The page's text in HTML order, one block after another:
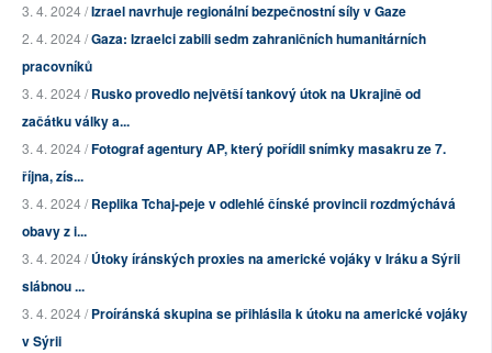
3. 4. 2024 /Izrael navrhuje regionální bezpečnostní síly v Gaze
2. 4. 2024 /Gaza: Izraelci zabili sedm zahraničních humanitárních
pracovníků
3. 4. 2024 /Rusko provedlo největší tankový útok na Ukrajině od
začátku války a...
3. 4. 2024 /Fotograf agentury AP, který pořídil snímky masakru ze 7.
října, zís...
3. 4. 2024 /Replika Tchaj-peje v odlehlé čínské provincii rozdmýchává
obavy z i...
3. 4. 2024 /Útoky íránských proxies na americké vojáky v Iráku a Sýrii
slábnou ...
3. 4. 2024 /Proíránská skupina se přihlásila k útoku na americké vojáky
v Sýrii